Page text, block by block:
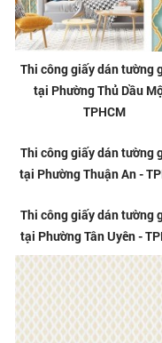
Thi công giấy dán tường
tại Phường Thủ Dầu
TPHCM
Thi công giấy dán tường